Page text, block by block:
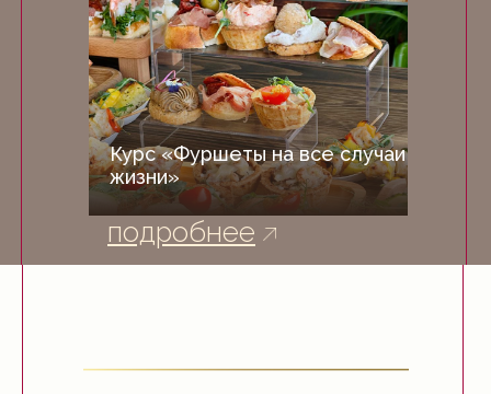
Курс «Фуршеты на все случаи
жизни»
подробнее